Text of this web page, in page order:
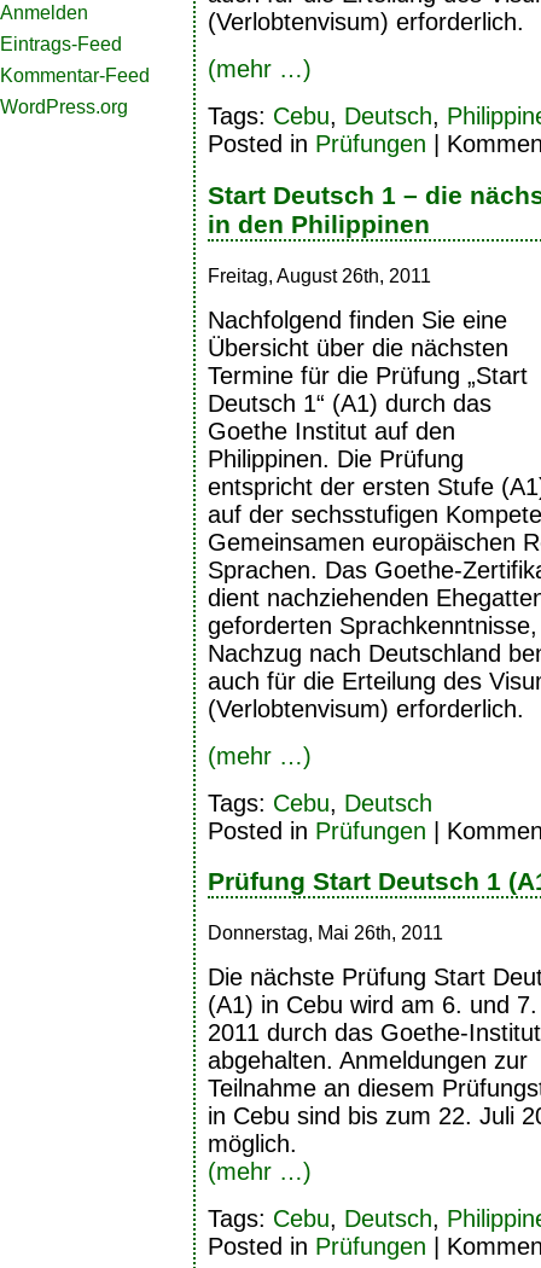
Anmelden
Eintrags-Feed
Kommentar-Feed
WordPress.org
(Verlobtenvisum) erforderlich.
(mehr …)
Tags: Cebu, Deutsch,
Posted in Prüfungen
Start Deutsch 1 – die
in den Philippinen
Freitag, August 26th, 2011
Nachfolgend finden Sie eine
Übersicht über die nächsten
Termine für die Prüfung „Start
Deutsch 1“ (A1) durch das
Goethe Institut auf den
Philippinen. Die Prüfung
entspricht der ersten Stufe
auf der sechsstufigen
Gemeinsamen europäischen
Sprachen. Das Goethe-
dient nachziehenden
geforderten
Nachzug nach Deutschland
auch für die Erteilung des
(Verlobtenvisum) erforderlich.
(mehr …)
Tags: Cebu, Deutsch
Posted in Prüfungen
Prüfung Start Deutsch 1
Donnerstag, Mai 26th, 2011
Die nächste Prüfung Start
(A1) in Cebu wird am 6. und
2011 durch das Goethe-Institut
abgehalten. Anmeldungen zur
Teilnahme an diesem
in Cebu sind bis zum 22. Juli
möglich.
(mehr …)
Tags: Cebu, Deutsch,
Posted in Prüfungen